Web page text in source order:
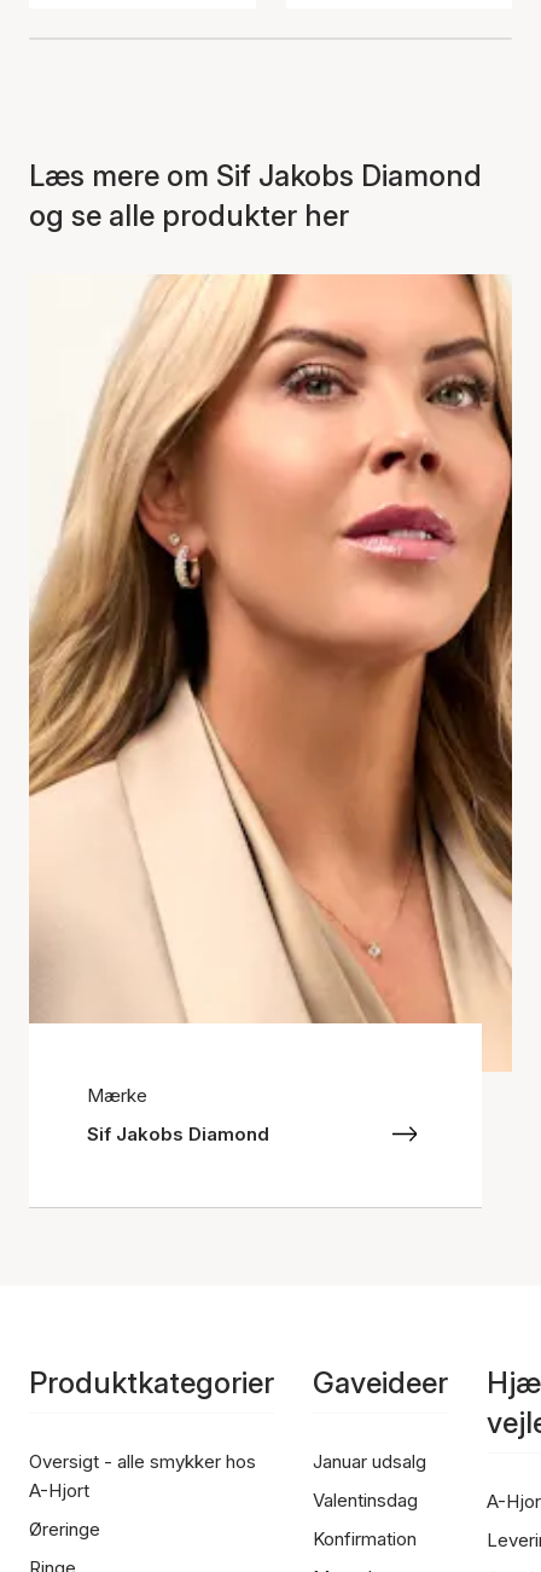
Læs mere om Sif Jakobs Diamond
og se alle produkter her
Mærke
Sif Jakobs Diamond
Produktkategorier
Oversigt - alle smykker hos
A-Hjort
Øreringe
Ringe
Gaveideer
Januar udsalg
Valentinsdag
Konfirmation
A-